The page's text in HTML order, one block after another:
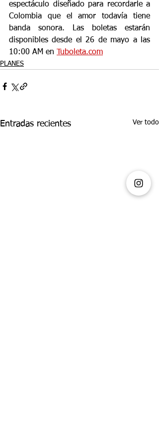
espectáculo diseñado para recordarle a
Colombia que el amor todavía tiene
banda sonora. Las boletas estarán
disponibles desde el 26 de mayo a las
10:00 AM en Tuboleta.com
PLANES
Entradas recientes Ver todo